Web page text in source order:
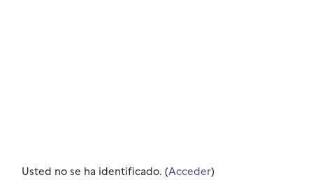
Usted no se ha identificado. (Acceder)